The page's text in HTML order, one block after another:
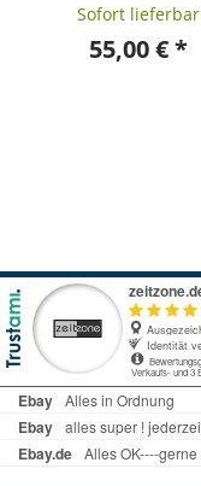
Sofort lieferbar
55,00 € *